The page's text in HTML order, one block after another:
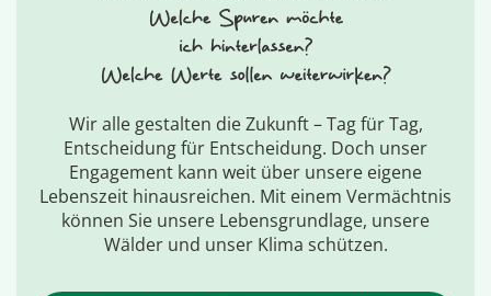
Wir alle gestalten die Zukunft – Tag für Tag,
Entscheidung für Entscheidung. Doch unser
Engagement kann weit über unsere eigene
Lebenszeit hinausreichen. Mit einem Vermächtnis
können Sie unsere Lebensgrundlage, unsere
Wälder und unser Klima schützen.